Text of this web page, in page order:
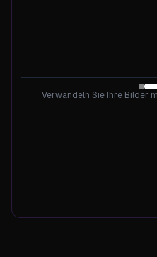
Verwandeln Sie Ihre Bilder